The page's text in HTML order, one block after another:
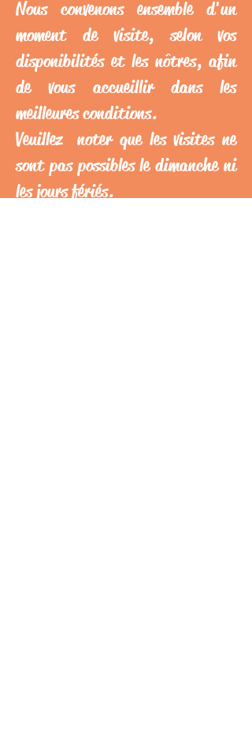
Nous convenons ensemble d'un
moment de visite, selon vos
disponibilités et les nôtres, afin
de vous accueillir dans les
meilleures conditions.
Veuillez
noter que les visites ne
sont pas possibles le dimanche ni
les jours fériés.